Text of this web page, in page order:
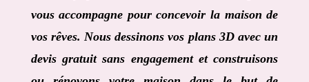
vous accompagne pour concevoir la maison de
vos rêves. Nous dessinons vos plans 3D avec un
devis gratuit sans engagement et construisons